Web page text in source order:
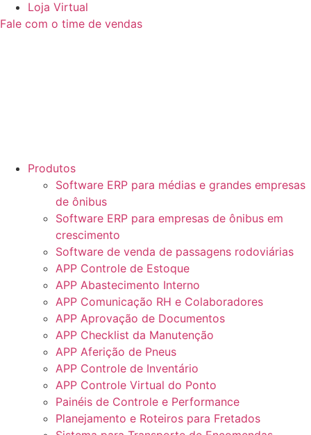
Loja Virtual
Fale com o time de vendas
Produtos
Software ERP para médias e grandes empresas
de ônibus
Software ERP para empresas de ônibus em
crescimento
Software de venda de passagens rodoviárias
APP Controle de Estoque
APP Abastecimento Interno
APP Comunicação RH e Colaboradores
APP Aprovação de Documentos
APP Checklist da Manutenção
APP Aferição de Pneus
APP Controle de Inventário
APP Controle Virtual do Ponto
Painéis de Controle e Performance
Planejamento e Roteiros para Fretados